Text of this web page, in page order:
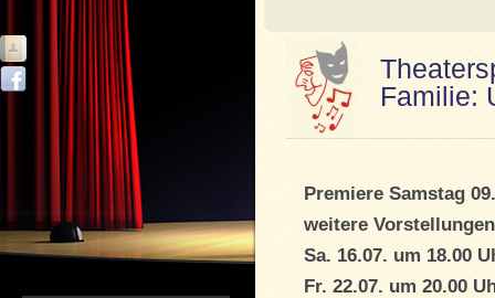
Familie:
Premiere Samstag
weitere
Sa. 16.07. um 18.00
Fr. 22.07. um 20.00